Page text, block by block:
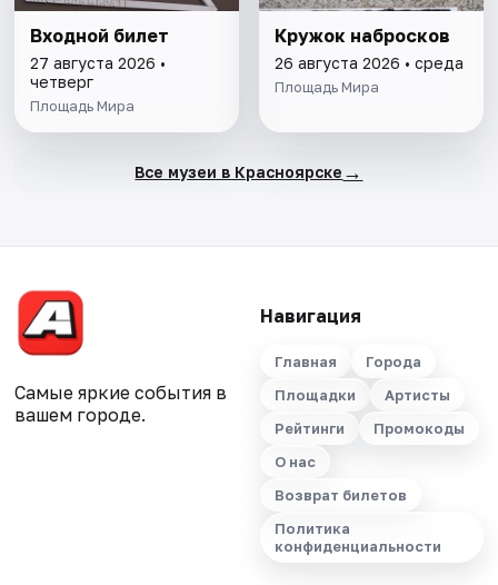
Входной билет
27 августа 2026 •
четверг
Площадь Мира
Кружок набросков
26 августа 2026 • среда
Площадь Мира
Все музеи в Красноярске →
Самые яркие события в
вашем городе.
Навигация
Главная
Города
Площадки
Артисты
Рейтинги
Промокоды
О нас
Возврат билетов
Политика
конфиденциальности